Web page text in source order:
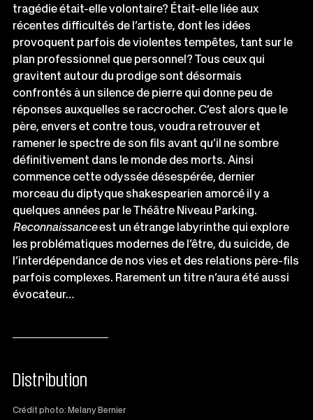
tragédie était-elle volontaire? Était-elle liée aux
récentes difficultés de l’artiste, dont les idées
provoquent parfois de violentes tempêtes, tant sur le
plan professionnel que personnel? Tous ceux qui
gravitent autour du prodige sont désormais
confrontés à un silence de pierre qui donne peu de
réponses auxquelles se raccrocher. C’est alors que le
père, envers et contre tous, voudra retrouver et
ramener le spectre de son fils avant qu’il ne sombre
définitivement dans le monde des morts. Ainsi
commence cette odyssée désespérée, dernier
morceau du diptyque shakespearien amorcé il y a
quelques années par le Théâtre Niveau Parking.
Reconnaissanceest un étrange labyrinthe qui explore
les problématiques modernes de l’être, du suicide, de
l’interdépendance de nos vies et des relations père-fils
parfois complexes. Rarement un titre n’aura été aussi
évocateur…
Distribution
Crédit photo: Melany Bernier